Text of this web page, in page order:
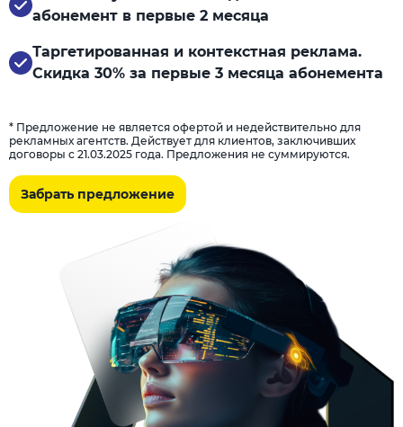
абонемент в первые 2 месяца
Таргетированная и контекстная реклама.
Скидка 30% за первые 3 месяца абонемента
* Предложение не является офертой и недействительно для
рекламных агентств. Действует для клиентов, заключивших
договоры с 21.03.2025 года. Предложения не суммируются.
Забрать предложение